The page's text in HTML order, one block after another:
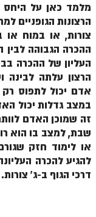
הזוהר הקדוש ויגש מתחילים
הזוהר הקדוש ויגש מתקדמים
הזוהר הקדוש ויחי מתחילים
הזוהר הקדוש ויחי מתקדמים
ספר הזוהר – שמות
הזוהר הקדוש שמות
הזוהר הקדוש וארא מתחילים
מלמד כאן על היחס
הרצונות הגופניים
צורות, או במוח או
ההכרה הגבוהה
העליון של ההכרה
הרצון עלתה לבינה
אדם יכול לתפוס רק
במצב גדלות יכול
זה שמוכן האדם
שבת, למצב בו הוא
או לימוד חזק
להגיע להכרה
דרכי הגוף ב-ג' צורות.